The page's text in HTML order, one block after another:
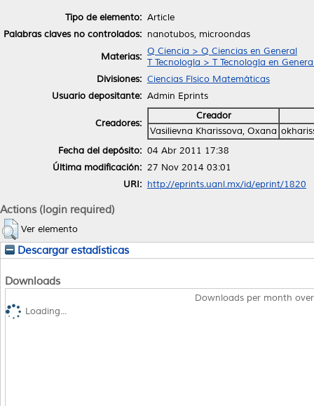
Tipo de elemento: Article
Palabras claves no controlados: nanotubos, microondas
Materias: Q Ciencia > Q Ciencias en General
T Tecnología > T Tecnología en
Divisiones: Ciencias Físico Matemáticas
Usuario depositante: Admin Eprints
Creadores:
Creador
Vasilievna Kharissova, Oxana
Fecha del depósito: 04 Abr 2011 17:38
Última modificación: 27 Nov 2014 03:01
URI: http://eprints.uanl.mx/id/eprint/1820
Actions (login required)
Ver elemento
Descargar estadísticas
Downloads
Downloads per month
Loading...